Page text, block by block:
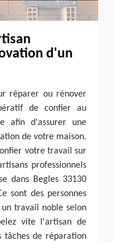
d'un
réparer ou rénover
de confier au
afin d'assurer une
de votre maison.
votre travail sur
professionnels
dans Begles 33130
sont des personnes
travail noble selon
vite l'artisan de
tâches de réparation